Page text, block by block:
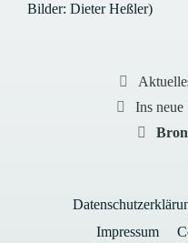
Bilder: Dieter Heßler)
Ins neue
Impressum